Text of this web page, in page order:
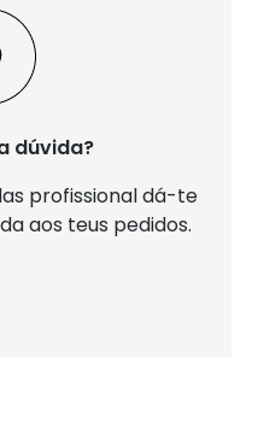
dúvida?
profissional dá-te
aos teus pedidos.